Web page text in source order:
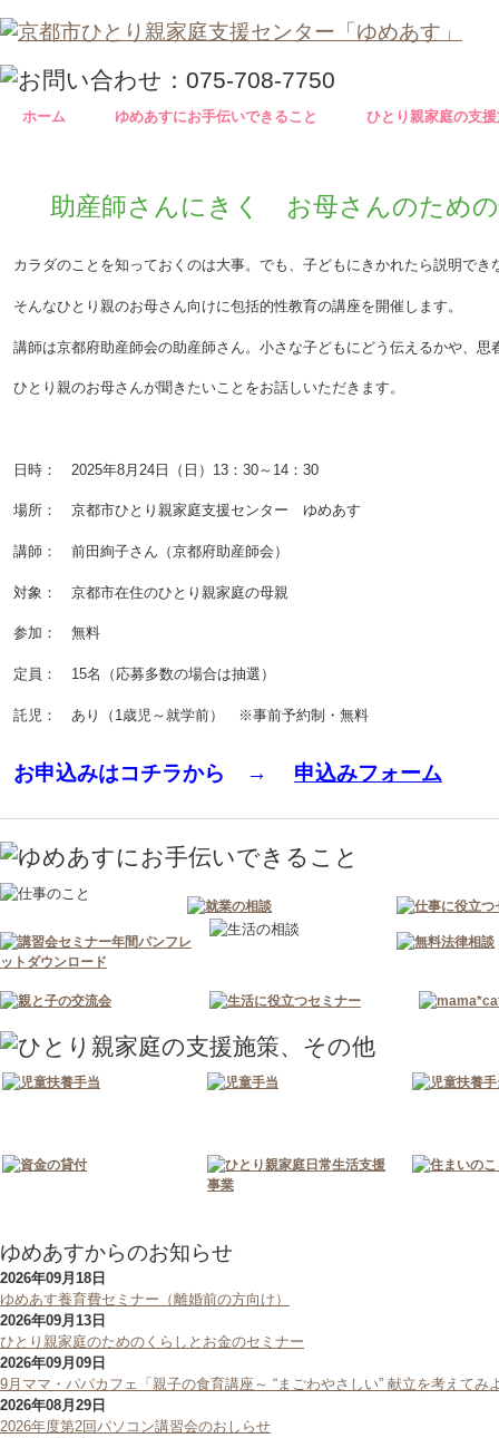
ホーム ゆめあすにお手伝いできること ひとり親家庭の支
助産師さんにきく お母さんのため
カラダのことを知っておくのは大事。でも、子どもにきかれたら説明で
そんなひとり親のお母さん向けに包括的性教育の講座を開催します。
講師は京都府助産師会の助産師さん。小さな子どもにどう伝えるかや、思
ひとり親のお母さんが聞きたいことをお話しいただきます。
日時： 2025年8月24日（日）13：30～14：30
場所： 京都市ひとり親家庭支援センター ゆめあす
講師： 前田絢子さん（京都府助産師会）
対象： 京都市在住のひとり親家庭の母親
参加： 無料
定員： 15名（応募多数の場合は抽選）
託児： あり（1歳児～就学前） ※事前予約制・無料
お申込みはコチラから → 申込みフォーム
ゆめあすからのお知らせ
2026年09月18日
ゆめあす養育費セミナー（離婚前の方向け）
2026年09月13日
ひとり親家庭のためのくらしとお金のセミナー
2026年09月09日
9月ママ・パパカフェ「親子の食育講座～ “まごわやさしい” 献立を考えてみ
2026年08月29日
2026年度第2回パソコン講習会のおしらせ